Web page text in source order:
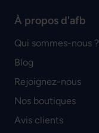
À propos d'afb
Qui sommes-nous ?
Blog
Rejoignez-nous
Nos boutiques
Avis clients